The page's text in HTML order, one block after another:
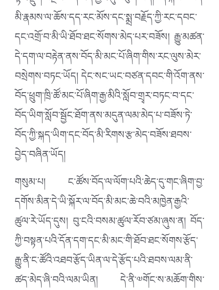
མི་རྣམས་ལ་ཆོས་དད་རང་མོས་དང་སྨྲ་བརྗོད་ཀྱི་རང་དབང་
དང་འགྲོ་བ་མི་ཡི་ཐོབ་ཐང་སོགས་མེད་པར་བཟོས། རྒྱུ་མཚན་
དེ་དག་ལ་བརྟེན་ནས་བོད་མི་མང་པོ་ཞིག་གིས་རང་ལུས་མེར་
བསྲེགས་བཏང་ཡོད། དེང་སང་ཡང་བཙན་དབང་གི་འོག་ནས་
བོད་ཕྲུག་ཁྲི་ཚོ་མང་པོ་ཞིག་རྒྱ་མིའི་སློབ་གྲྭར་བཏང་བ་དང་
བོད་ཡིག་སློབ་སྦྱོང་ཐོག་ནས་མདུན་ལམ་མེད་པ་བཟོས་ཏེ་
བོད་ཀྱི་སྐད་ཡིག་དང་བོད་མི་རིགས་རྩ་མེད་བཟོས་ཐབས་
བྱེད་བཞིན་ཡོད།
གསུམ་པ། ང་ཚོས་བོད་ལ་ལོག་པའི་ཆེད་དུ་གང་ཞིག་བྱ་
དགོས་མིན་དེ་ཡི་སྐོར་ལ་བོད་མི་མང་ཆེ་བའི་མཁྱེན་རྒྱའི་
ཚུལ་རེ་ཡོད་དུས། བུ་ངའི་བསམ་ཚུལ་རོབ་ཙམ་ཞུས་ན། བོད་
ཀྱི་བསྟན་པའི་དོན་དག་དང་མི་མང་གི་ཐོབ་ཐང་སོགས་རྩོད་
རྒྱུ་ནི་ང་ཚོའི་འཐབ་རྩོད་ཡིན་ལ་དེ་རྩོད་པའི་ཐབས་ལམ་ནི་
ཚད་མེད་ཞི་བའི་ལམ་ཡིན། དེ་ནི་༧གོང་ས་མཆོག་གིས་